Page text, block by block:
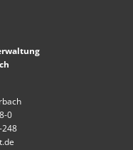
0
248